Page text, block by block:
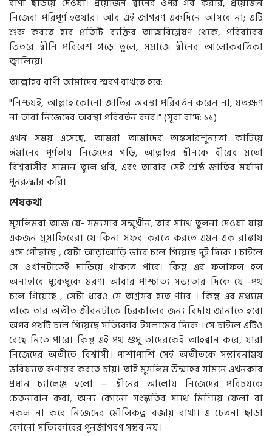
নিজেরা পরিপূর্ণ হওয়ার। আর এই জাগরণ একদিনে আসবে না; এটি
শুরু করতে হবে প্রতিটি ব্যক্তির আত্মবিশ্লেষণ থেকে, পরিবারের
ভিতরে দ্বীনি পরিবেশ গড়ে তুলে, সমাজে দ্বীনের আলোকবর্তিকা
জ্বালিয়ে।
আল্লাহর বাণী আমাদের স্মরণ রাখতে হবে:
"নিশ্চয়ই, আল্লাহ কোনো জাতির অবস্থা পরিবর্তন করেন না, যতক্ষণ
না তারা নিজেদের অবস্থা পরিবর্তন করে।" (সূরা রা'দ: ১১)
এখন সময় এসেছে, আমরা আমাদের অন্তসারশূন্যতা কাটিয়ে
ঈমানের পূর্ণতায় নিজেদের গড়ি, আল্লাহর দ্বীনকে বীরের মতো
বিশ্ববাসীর সামনে তুলে ধরি, এবং আবার সেই শ্রেষ্ঠ জাতির মর্যাদা
পুনরুদ্ধার করি।
শেষকথা
মুসলিমরা আজ যে- সম্যসার সম্মুখীন, তার সাথে তুলনা দেওয়া যায়
একজন মুসাফিরের। যে কিনা সফর করতে করতে এমন এক রাস্তায়
এসে পৌছাছে , যেটা আড়াআড়ি ভাবে চলে গিয়েছে দুই দিকে । চাইলে
সে ওখানটাতেই দাড়িয়ে থাকতে পারে। কিন্তু এর ফলাফল হল
অনাহারে ধুকেধুকে মরণ। আবার পাশ্চাত্য সভ্যতার দিকে যে -পথ
চলে গিয়েছে , সেটা ধরেও সে অগ্রসর হতে পারে । কিন্তু এর মধ্যমে
তাকে তার অতীত জীবনটাকে চিরকালের জন্য বিদায় জানাতে হবে।
অপর পথটি চলে গিয়েছে সত্যিকার ইসলামের দিকে । সে চাইলে এটিও
বেছে নিতে পারে। কিন্তু এই পথ শুধু তাদেরকেই আহব্বান করে, যারা
নিজেদের অতীতে বিশ্বাসী। পাশাপাশি সেই অতীতকে সম্ভাবনাময়
ভবিষ্যতে রূপান্তর করতে চায়। তাই মুসলিম উম্মাহর সামনে এখনকার
প্রধান চ্যালেঞ্জ হলো — দ্বীনের আলোয় নিজেদের পরিচয়কে
চেতনাবান করা, অন্য কোনো সংস্কৃতির সাথে মিশিয়ে ফেলা বা
নকল না করে নিজেদের মৌলিকত্ব বজায় রাখা। এ চেতনা ছাড়া
কোনো সত্যিকারের পুনর্জাগরণ সম্ভব নয়।